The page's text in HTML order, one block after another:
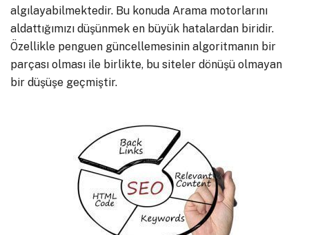
algılayabilmektedir. Bu konuda Arama motorlarını
aldattığımızı düşünmek en büyük hatalardan biridir.
Özellikle penguen güncellemesinin algoritmanın bir
parçası olması ile birlikte, bu siteler dönüşü olmayan
bir düşüşe geçmiştir.